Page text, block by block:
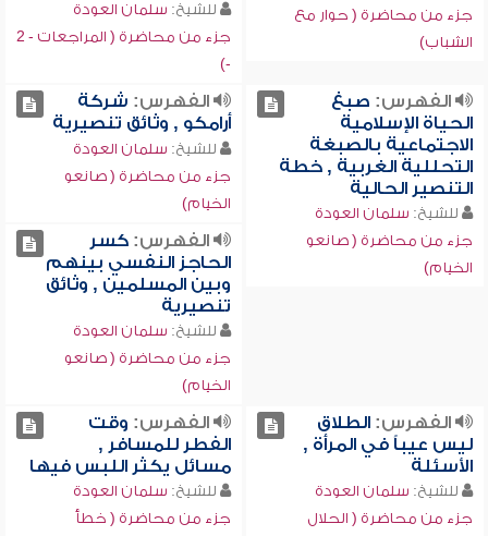
جزء من محاضرة ( حوار مع
الشباب)
للشيخ: سلمان العودة
جزء من محاضرة ( المراجعات - 2
-)
الفهرس: صبغ
الحياة الإسلامية
الاجتماعية بالصبغة
التحللية الغربية , خطة
التنصير الحالية
للشيخ: سلمان العودة
جزء من محاضرة ( صانعو
الخيام)
الفهرس: شركة
أرامكو , وثائق تنصيرية
للشيخ: سلمان العودة
جزء من محاضرة ( صانعو
الخيام)
الفهرس:كسر
الحاجز النفسي بينهم
وبين المسلمين , وثائق
تنصيرية
للشيخ: سلمان العودة
جزء من محاضرة ( صانعو
الخيام)
الفهرس:الطلاق
ليس عيباً في المرأة ,
الأسئلة
للشيخ: سلمان العودة
جزء من محاضرة ( الحلال
الفهرس: وقت
الفطر للمسافر ,
مسائل يكثر اللبس فيها
للشيخ: سلمان العودة
جزء من محاضرة ( خطأ